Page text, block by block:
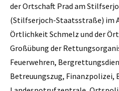
der Ortschaft Prad am
(Stilfserjoch-Staatsstraße) im
Örtlichkeit Schmelz und der
Großübung der
Feuerwehren,
Betreuungszug, Finanzpolizei,